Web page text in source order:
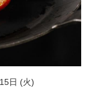
日 (火)